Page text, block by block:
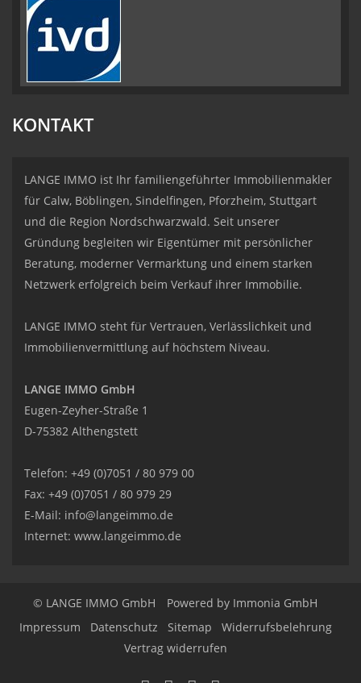
KONTAKT
LANGE IMMO ist Ihr familiengeführter Immobilienmakler
für Calw, Böblingen, Sindelfingen, Pforzheim, Stuttgart
und die Region Nordschwarzwald. Seit unserer
Gründung begleiten wir Eigentümer mit persönlicher
Beratung, moderner Vermarktung und einem starken
Netzwerk erfolgreich beim Verkauf ihrer Immobilie.
LANGE IMMO steht für Vertrauen, Verlässlichkeit und
Immobilienvermittlung auf höchstem Niveau.
LANGE IMMO GmbH
Eugen-Zeyher-Straße 1
D-75382 Althengstett
Telefon: +49 (0)7051 / 80 979 00
Fax: +49 (0)7051 / 80 979 29
E-Mail: info@langeimmo.de
Internet: www.langeimmo.de
© LANGE IMMO GmbH
Powered by Immonia GmbH
Impressum
Datenschutz Sitemap
Widerrufsbelehrung
Vertrag widerrufen